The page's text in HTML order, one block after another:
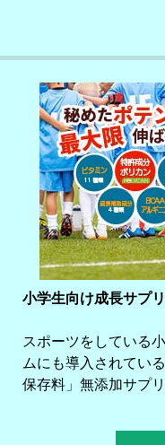
小学生向け成長サプ
スポーツをしている
ムにも導入されてい
保存料」無添加サプ